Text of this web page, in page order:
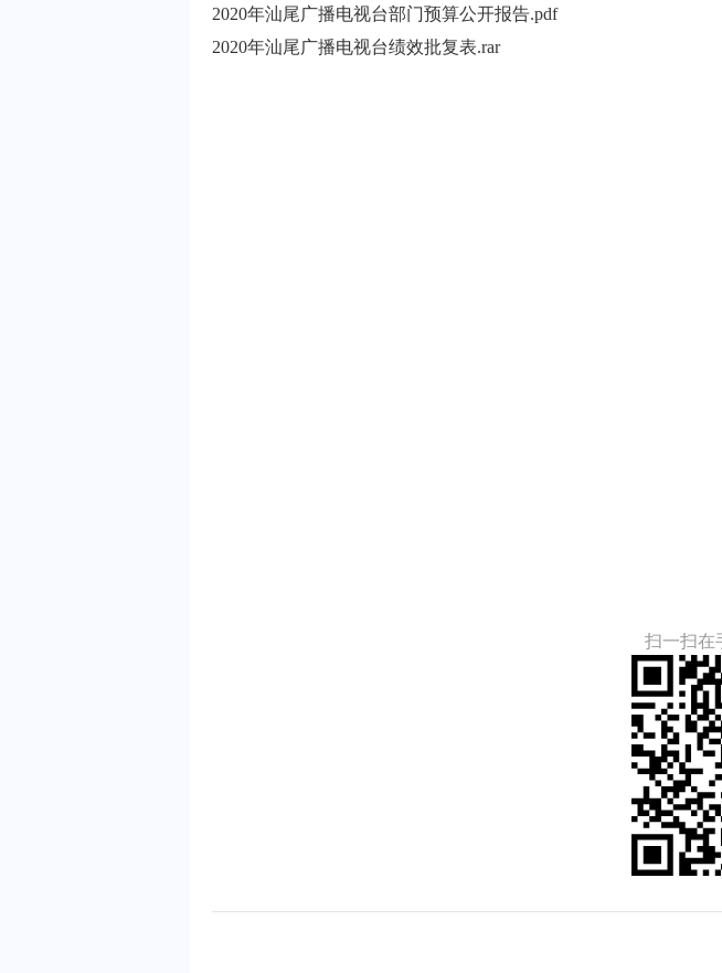
2020年汕尾广播电视台部门预算公开报告.pdf
2020年汕尾广播电视台绩效批复表.rar
扫一扫在